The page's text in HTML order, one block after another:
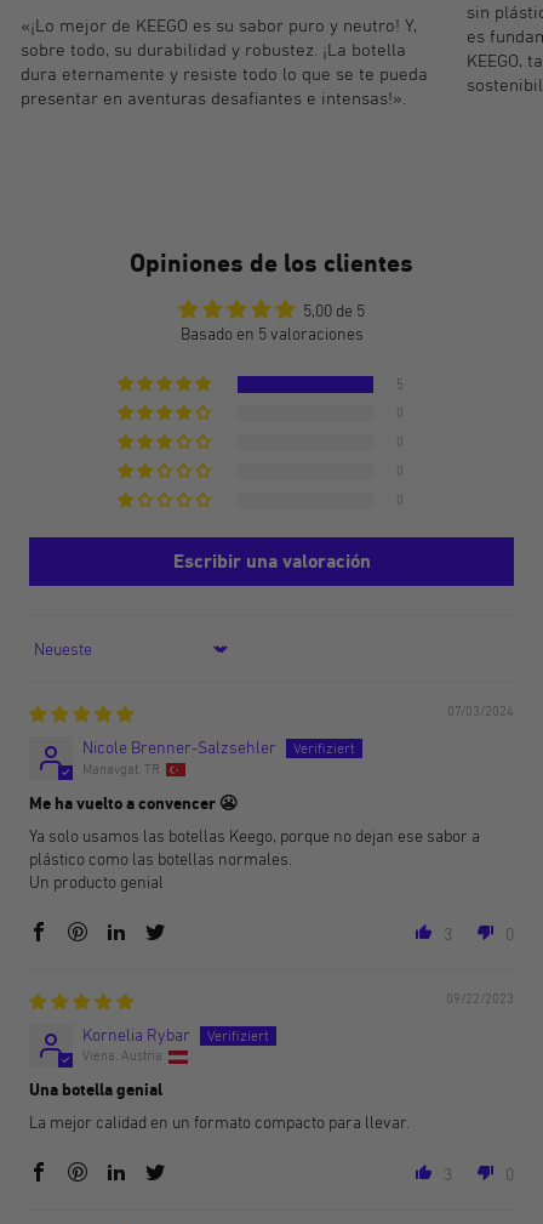
«¡Lo mejor de KEEGO es su sabor puro y neutro! Y,
sobre todo, su durabilidad y robustez. ¡La botella
dura eternamente y resiste todo lo que se te pueda
presentar en aventuras desafiantes e intensas!».
sin
es
KEEGO,
Opiniones de los clientes
5,00 de 5
Basado en 5 valoraciones
5
0
0
0
0
Escribir una valoración
Sort by
07/03/2024
Nicole Brenner-Salzsehler
Manavgat, TR
Me ha vuelto a convencer 😬
Ya solo usamos las botellas Keego, porque no dejan ese sabor a
plástico como las botellas normales.
Un producto genial
3 0
09/22/2023
Kornelia Rybar
Viena, Austria
Una botella genial
La mejor calidad en un formato compacto para llevar.
3 0